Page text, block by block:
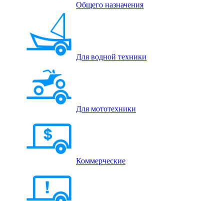
Общего назначения
Для водной техники
Для мототехники
Коммерческие